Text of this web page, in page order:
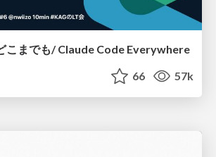
こまでも/ Claude Code Everywhere
66 57k